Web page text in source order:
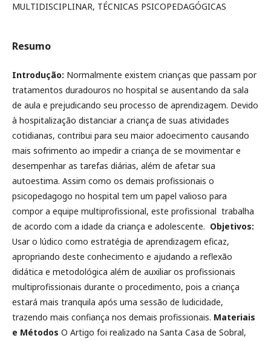
MULTIDISCIPLINAR, TÉCNICAS PSICOPEDAGÓGICAS
Resumo
Introdução: Normalmente existem crianças que passam por
tratamentos duradouros no hospital se ausentando da sala
de aula e prejudicando seu processo de aprendizagem. Devido
à hospitalização distanciar a criança de suas atividades
cotidianas, contribui para seu maior adoecimento causando
mais sofrimento ao impedir a criança de se movimentar e
desempenhar as tarefas diárias, além de afetar sua
autoestima. Assim como os demais profissionais o
psicopedagogo no hospital tem um papel valioso para
compor a equipe multiprofissional, este profissional trabalha
de acordo com a idade da criança e adolescente. Objetivos:
Usar o lúdico como estratégia de aprendizagem eficaz,
apropriando deste conhecimento e ajudando a reflexão
didática e metodológica além de auxiliar os profissionais
multiprofissionais durante o procedimento, pois a criança
estará mais tranquila após uma sessão de ludicidade,
trazendo mais confiança nos demais profissionais. Materiais
e Métodos O Artigo foi realizado na Santa Casa de Sobral,